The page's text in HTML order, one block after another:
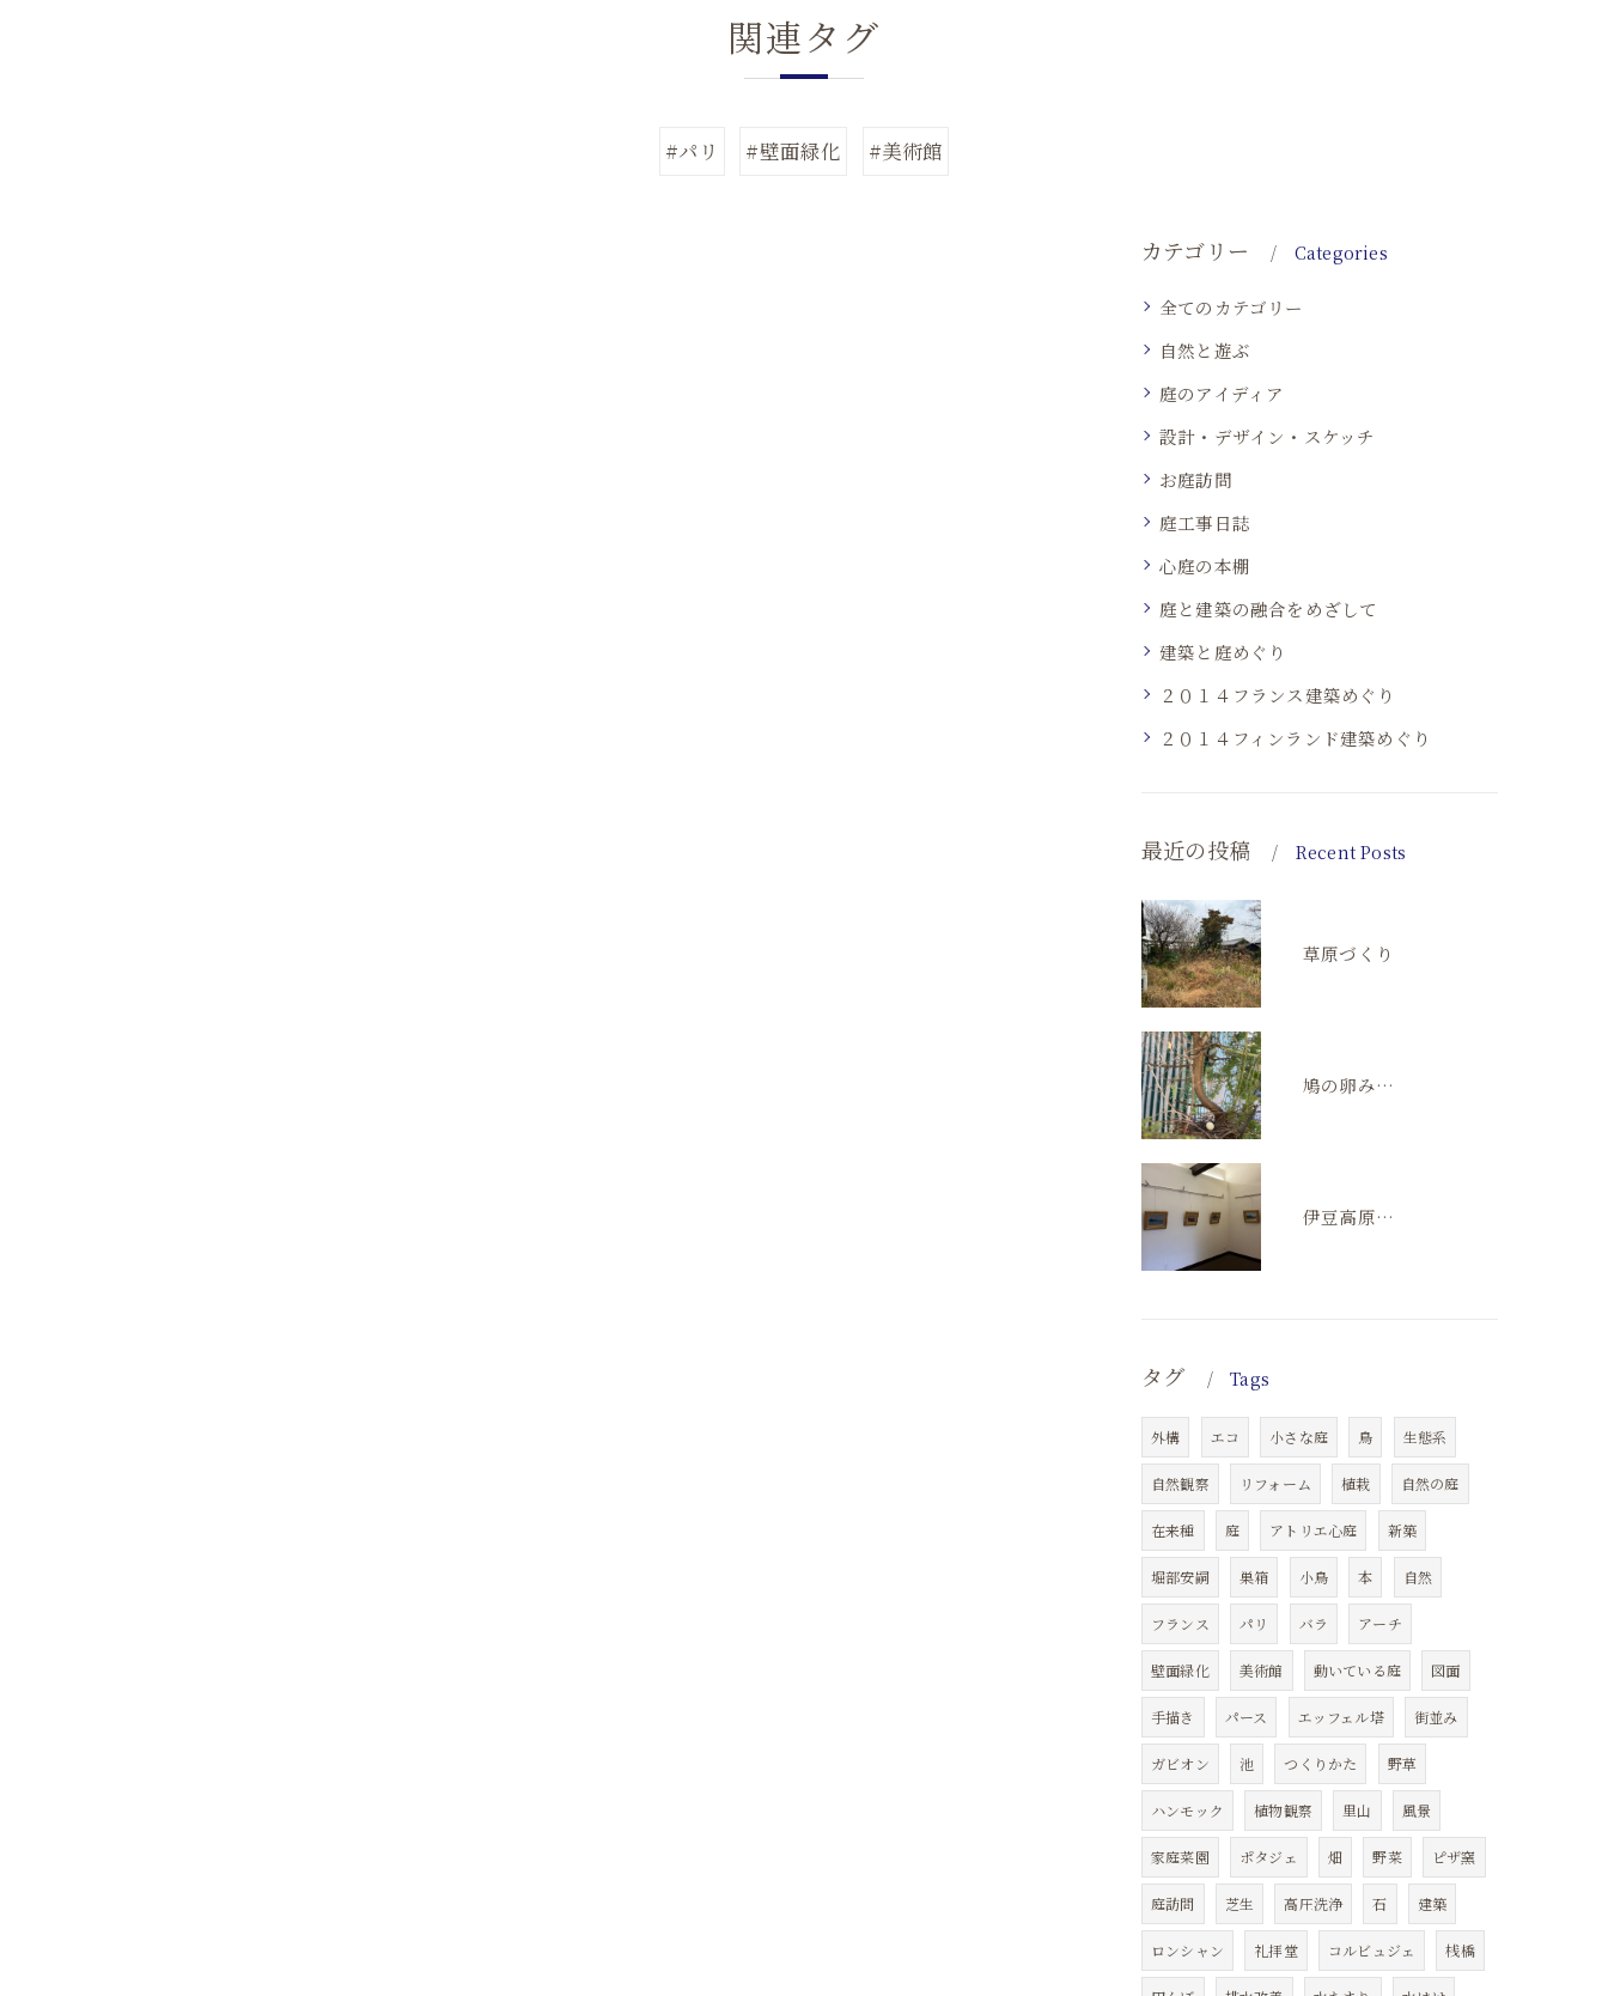
関連タグ
#パリ #壁面緑化 #美術館
カテゴリー Categories
全てのカテゴリー
自然と遊ぶ
庭のアイディア
設計・デザイン・スケッチ
お庭訪問
庭工事日誌
心庭の本棚
庭と建築の融合をめざして
建築と庭めぐり
２０１４フランス建築めぐり
２０１４フィンランド建築めぐり
最近の投稿 Recent Posts
草原づくり
鳩の卵みつけた！
伊豆高原の五月祭。ギャラリーゆるメゾン。
タグ Tags
外構 エコ 小さな庭 鳥 生態系
自然観察 リフォーム 植栽 自然の庭
在来種 庭 アトリエ心庭 新築
堀部安嗣 巣箱 小鳥 本 自然
フランス パリ バラ アーチ
壁面緑化 美術館 動いている庭 図面
手描き パース エッフェル塔 街並み
ガビオン 池 つくりかた 野草
ハンモック 植物観察 里山 風景
家庭菜園 ポタジェ 畑 野菜 ピザ窯
庭訪問 芝生 高圧洗浄 石 建築
ロンシャン 礼拝堂 コルビュジェ 桟橋